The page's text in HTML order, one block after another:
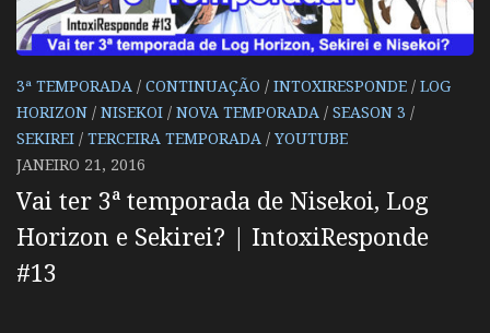
3ª TEMPORADA / CONTINUAÇÃO / INTOXIRESPONDE / LOG
HORIZON / NISEKOI / NOVA TEMPORADA / SEASON 3 /
SEKIREI / TERCEIRA TEMPORADA / YOUTUBE
JANEIRO 21, 2016
Vai ter 3ª temporada de Nisekoi, Log
Horizon e Sekirei? | IntoxiResponde
#13